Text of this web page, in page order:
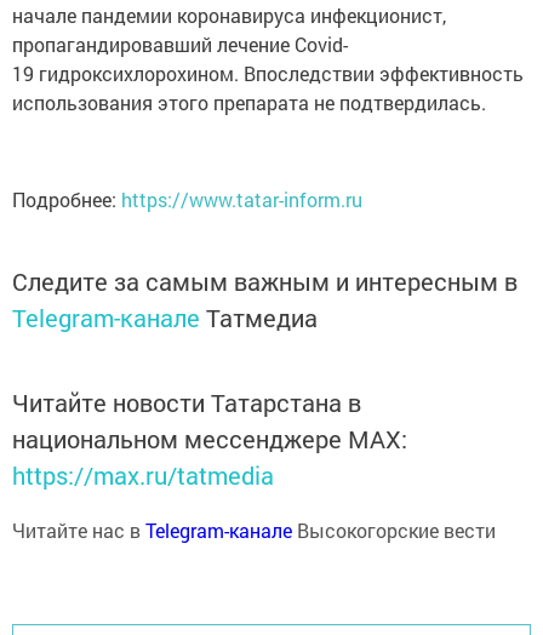
начале пандемии коронавируса инфекционист,
пропагандировавший лечение Covid-
19 гидроксихлорохином. Впоследствии эффективность
использования этого препарата не подтвердилась.
Подробнее: https://www.tatar-inform.ru
Следите за самым важным и интересным в
Telegram-канале Татмедиа
Читайте новости Татарстана в
национальном мессенджере MАХ:
https://max.ru/tatmedia
Читайте нас вTelegram-канале Высокогорские вести